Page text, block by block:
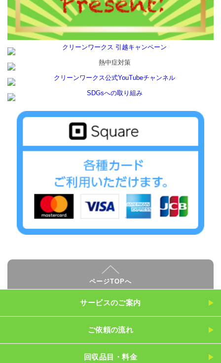
ページTOPへ
サービスのご案内
ご依頼の流れ
回収品目・料金